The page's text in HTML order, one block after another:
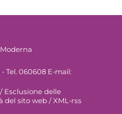
Tel. 060608 E-mail:
/ Esclusione delle
del sito web / XML-rss